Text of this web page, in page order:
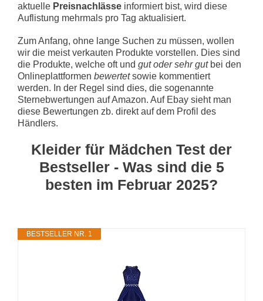
aktuelle Preisnachlässe informiert bist, wird diese
Auflistung mehrmals pro Tag aktualisiert.
Zum Anfang, ohne lange Suchen zu müssen, wollen
wir die meist verkauten Produkte vorstellen. Dies sind
die Produkte, welche oft und gut oder sehr gutbei den
Onlineplattformen bewertetsowie kommentiert
werden. In der Regel sind dies, die sogenannte
Sternebwertungen auf Amazon. Auf Ebay sieht man
diese Bewertungen zb. direkt auf dem Profil des
Händlers.
Kleider für Mädchen Test der
Bestseller - Was sind die 5
besten im Februar 2025?
BESTSELLER NR. 1